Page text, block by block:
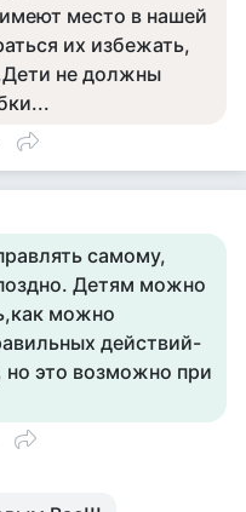
место в нашей
их избежать,
не должны
самому,
Детям можно
можно
действий-
это возможно при